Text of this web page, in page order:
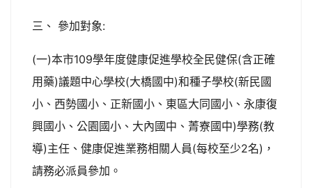
三、 參加對象:
(一)本市109學年度健康促進學校全民健保(含正確
用藥)議題中心學校(大橋國中)和種子學校(新民國
小、西勢國小、正新國小、東區大同國小、永康復
興國小、公園國小、大內國中、菁寮國中)學務(教
導)主任、健康促進業務相關人員(每校至少2名)，
請務必派員參加。